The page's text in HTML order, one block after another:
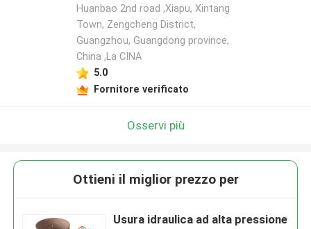
Huanbao 2nd road ,Xiapu, Xintang
Town, Zengcheng District,
Guangzhou, Guangdong province,
China ,La CINA
5.0
Fornitore verificato
Osservi più
Ottieni il miglior prezzo per
Usura idraulica ad alta pressione